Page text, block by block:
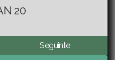
20
Seguinte